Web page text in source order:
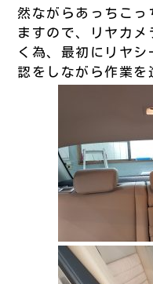
然ながらあっちこ
ますので、リヤカ
く為、最初にリヤ
認をしながら作業を